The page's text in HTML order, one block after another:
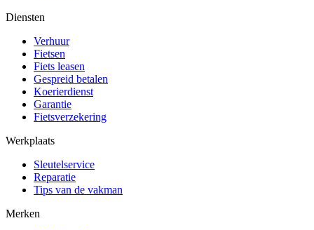
Diensten
Verhuur
Fietsen
Fiets leasen
Gespreid betalen
Koerierdienst
Garantie
Fietsverzekering
Werkplaats
Sleutelservice
Reparatie
Tips van de vakman
Merken